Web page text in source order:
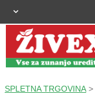
OGRAJNI SISTEMI
SPLETNA TRGOVINA >